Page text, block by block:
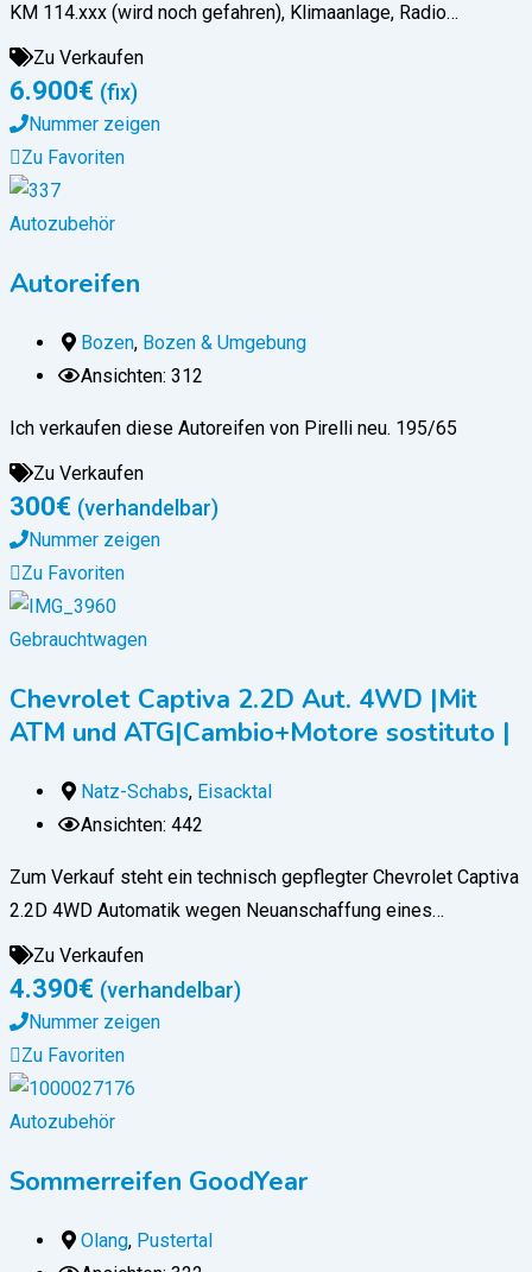
KM 114.xxx (wird noch gefahren), Klimaanlage, Radio…
Zu Verkaufen
6.900€ (fix)
Nummer zeigen
Zu Favoriten
Autozubehör
Autoreifen
Bozen, Bozen & Umgebung
Ansichten: 312
Ich verkaufen diese Autoreifen von Pirelli neu. 195/65
Zu Verkaufen
300€ (verhandelbar)
Nummer zeigen
Zu Favoriten
Gebrauchtwagen
Chevrolet Captiva 2.2D Aut. 4WD |Mit
ATM und ATG|Cambio+Motore sostituto |
Natz-Schabs, Eisacktal
Ansichten: 442
Zum Verkauf steht ein technisch gepflegter Chevrolet Captiva
2.2D 4WD Automatik wegen Neuanschaffung eines…
Zu Verkaufen
4.390€ (verhandelbar)
Nummer zeigen
Zu Favoriten
Autozubehör
Sommerreifen GoodYear
Olang, Pustertal